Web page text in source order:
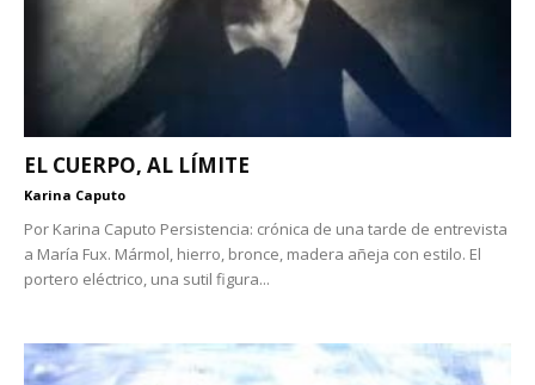
EL CUERPO, AL LÍMITE
Karina Caputo
Por Karina Caputo Persistencia: crónica de una tarde de entrevista
a María Fux. Mármol, hierro, bronce, madera añeja con estilo. El
portero eléctrico, una sutil figura...